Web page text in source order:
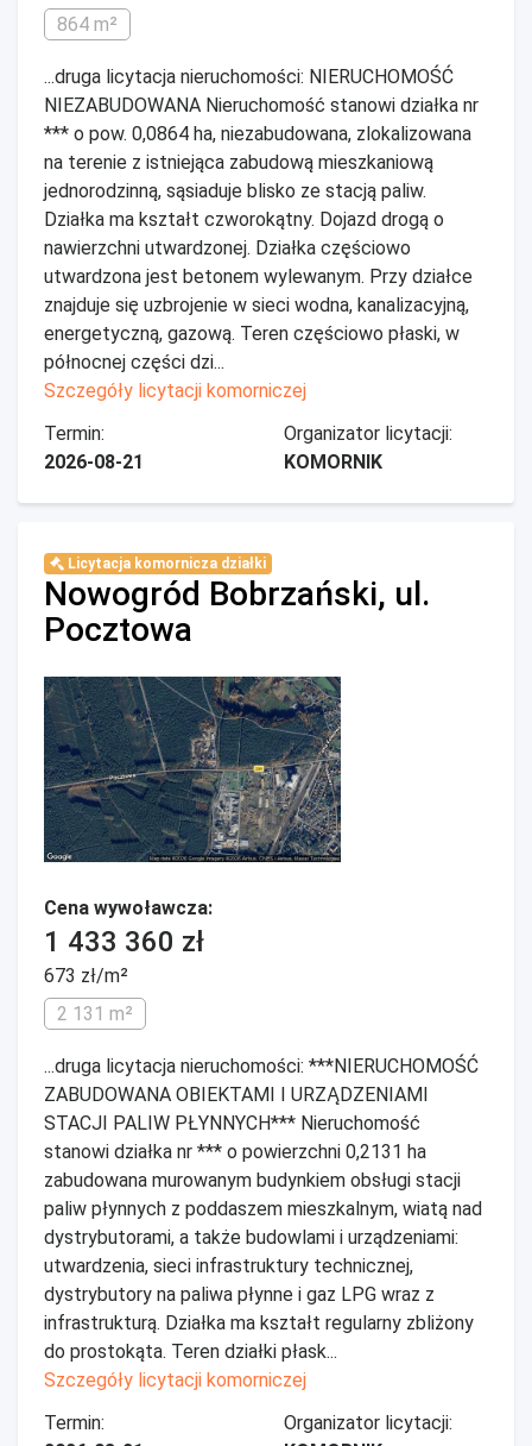
864 m²
...druga licytacja nieruchomości: NIERUCHOMOŚĆ
NIEZABUDOWANA Nieruchomość stanowi działka nr
*** o pow. 0,0864 ha, niezabudowana, zlokalizowana
na terenie z istniejąca zabudową mieszkaniową
jednorodzinną, sąsiaduje blisko ze stacją paliw.
Działka ma kształt czworokątny. Dojazd drogą o
nawierzchni utwardzonej. Działka częściowo
utwardzona jest betonem wylewanym. Przy działce
znajduje się uzbrojenie w sieci wodna, kanalizacyjną,
energetyczną, gazową. Teren częściowo płaski, w
północnej części dzi...
Szczegóły licytacji komorniczej
Termin:
2026-08-21
Organizator licytacji:
KOMORNIK
Licytacja komornicza działki
Nowogród Bobrzański, ul.
Pocztowa
Cena wywoławcza:
1 433 360 zł
673 zł/m²
2 131 m²
...druga licytacja nieruchomości: ***NIERUCHOMOŚĆ
ZABUDOWANA OBIEKTAMI I URZĄDZENIAMI
STACJI PALIW PŁYNNYCH*** Nieruchomość
stanowi działka nr *** o powierzchni 0,2131 ha
zabudowana murowanym budynkiem obsługi stacji
paliw płynnych z poddaszem mieszkalnym, wiatą nad
dystrybutorami, a także budowlami i urządzeniami:
utwardzenia, sieci infrastruktury technicznej,
dystrybutory na paliwa płynne i gaz LPG wraz z
infrastrukturą. Działka ma kształt regularny zbliżony
do prostokąta. Teren działki płask...
Szczegóły licytacji komorniczej
Termin:
Organizator licytacji: